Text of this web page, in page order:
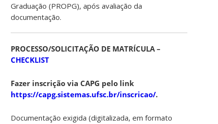
Graduação (PROPG), após avaliação da
documentação.
PROCESSO/SOLICITAÇÃO DE MATRÍCULA –
CHECKLIST
Fazer inscrição via CAPG pelo link
https://capg.sistemas.ufsc.br/inscricao/.
Documentação exigida (digitalizada, em formato